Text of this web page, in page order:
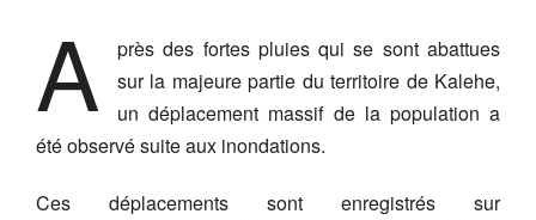
A
près des fortes pluies qui se sont abattues
sur la majeure partie du territoire de Kalehe,
un déplacement massif de la population a
été observé suite aux inondations.
Ces déplacements sont enregistrés sur